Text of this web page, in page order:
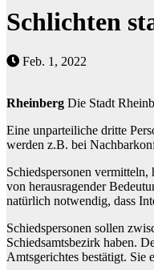
Schlichten
Feb. 1, 2022
Rheinberg Die Stadt
Eine unparteiliche dritte
werden z.B. bei
Schiedspersonen
von herausragender
natürlich notwendig, dass
Schiedspersonen sollen
Schiedsamtsbezirk haben.
Amtsgerichtes bestätigt. Sie